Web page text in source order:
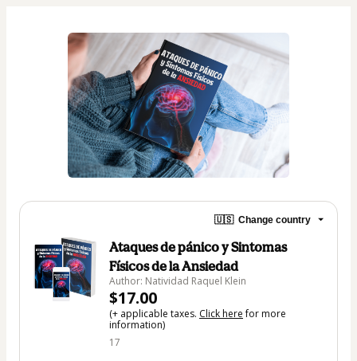
🇺🇸 Change country
Ataques de pánico y Sintomas
Físicos de la Ansiedad
Author: Natividad Raquel Klein
$17.00
(+ applicable taxes. Click herefor more
information)
17